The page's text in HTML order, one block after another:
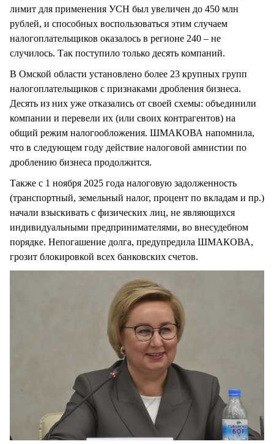
лимит для применения УСН был увеличен до 450 млн
рублей, и способных воспользоваться этим случаем
налогоплательщиков оказалось в регионе 240 – не
случилось. Так поступило только десять компаний.
В Омской области установлено более 23 крупных групп
налогоплательщиков с признаками дробления бизнеса.
Десять из них уже отказались от своей схемы: объединили
компании и перевели их (или своих контрагентов) на
общий режим налогообложения. ШМАКОВА напомнила,
что в следующем году действие налоговой амнистии по
дроблению бизнеса продолжится.
Также с 1 ноября 2025 года налоговую задолженность
(транспортный, земельный налог, процент по вкладам и пр.)
начали взыскивать с физических лиц, не являющихся
индивидуальными предпринимателями, во внесудебном
порядке. Непогашение долга, предупредила ШМАКОВА,
грозит блокировкой всех банковских счетов.